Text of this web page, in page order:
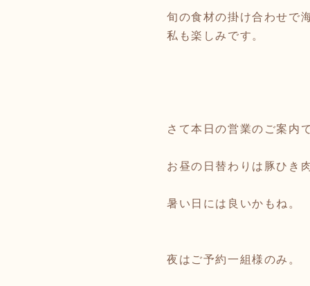
旬の食材の掛け合わせで
私も楽しみです。
さて本日の営業のご案内
お昼の日替わりは豚ひき
暑い日には良いかもね。
夜はご予約一組様のみ。